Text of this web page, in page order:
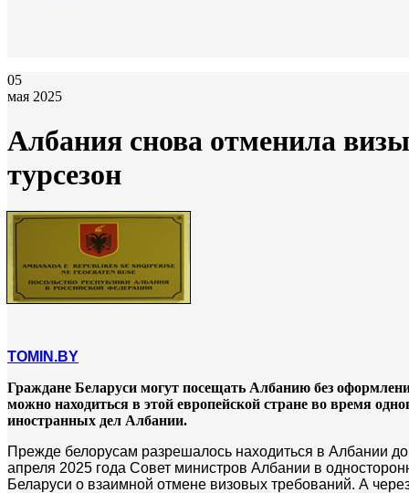
05
мая 2025
Албания снова отменила
турсезон
TOMIN.BY
Граждане Беларуси могут посещать Албанию без
можно находиться в этой европейской стране во время
иностранных дел Албании.
Прежде белорусам разрешалось находиться в Албании
апреля 2025 года Совет министров Албании в
Беларуси о взаимной отмене визовых требований. А